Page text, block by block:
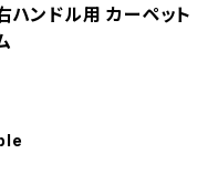
ンドル用 カーペット